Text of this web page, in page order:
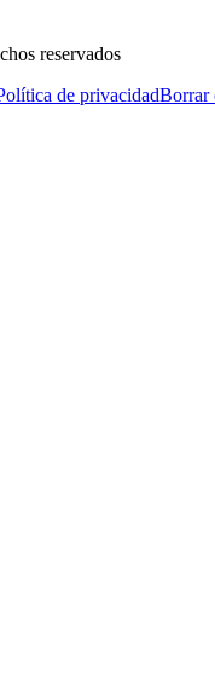
reservados
de privacidadBorrar